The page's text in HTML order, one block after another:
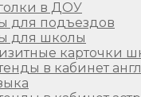
в ДОУ
для подъездов
для школы
карточки
в кабинет